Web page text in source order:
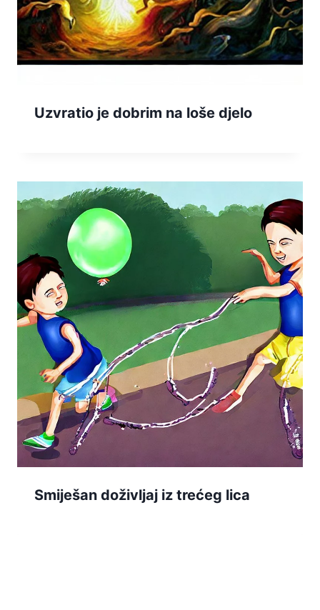
Uzvratio je dobrim na loše djelo
Smiješan doživljaj iz trećeg lica